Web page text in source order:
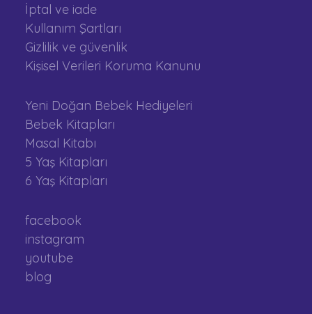
İptal ve iade
Kullanım Şartları
Gizlilik ve güvenlik
Kişisel Verileri Koruma Kanunu
Yeni Doğan Bebek Hediyeleri
Bebek Kitapları
Masal Kitabı
5 Yaş Kitapları
6 Yaş Kitapları
facebook
instagram
youtube
blog